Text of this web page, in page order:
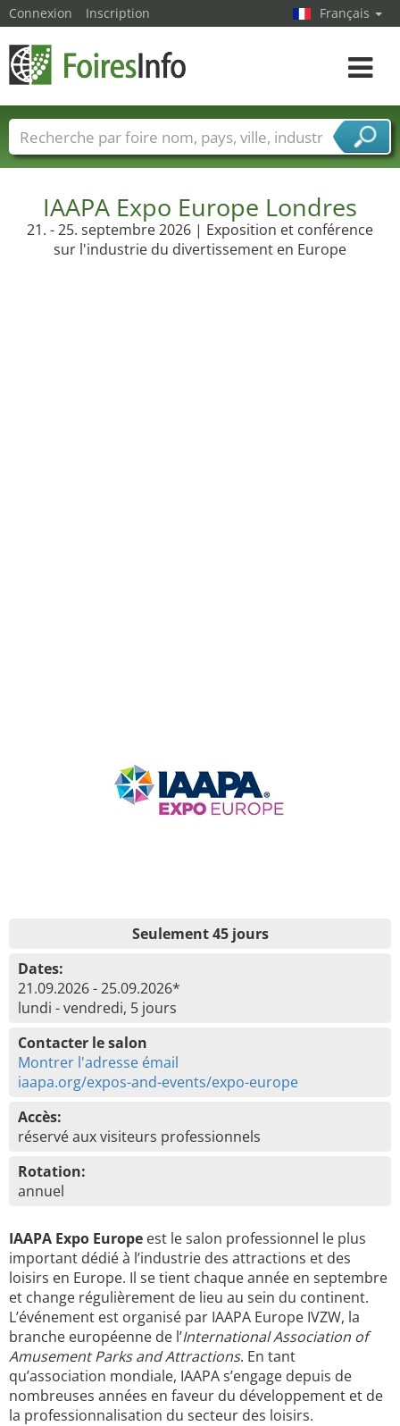
IAAPA Expo Europe Londres
21. - 25. septembre 2026 | Exposition et conférence
sur l'industrie du divertissement en Europe
Seulement 45 jours
Dates:
21.09.2026 - 25.09.2026*
lundi - vendredi, 5 jours
Contacter le salon
Montrer l'adresse émail
iaapa.org/expos-and-events/expo-europe
Accès:
réservé aux visiteurs professionnels
Rotation:
annuel
IAAPA Expo Europe est le salon professionnel le plus
important dédié à l’industrie des attractions et des
loisirs en Europe. Il se tient chaque année en septembre
et change régulièrement de lieu au sein du continent.
L’événement est organisé par IAAPA Europe IVZW, la
branche européenne de l’International Association of
Amusement Parks and Attractions. En tant
qu’association mondiale, IAAPA s’engage depuis de
nombreuses années en faveur du développement et de
la professionnalisation du secteur des loisirs.
Connexion Inscription Français
Toggle
Foire noms Pays Villes
Secteurs de foire